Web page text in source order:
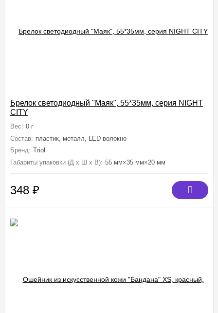
Брелок светодиодный "Маяк", 55*35мм, серия NIGHT
CITY
Вес: 0 г
Состав: пластик, металл, LED волокно
Бренд: Triol
Габариты упаковки (Д х Ш х В): 55 мм×35 мм×20 мм
348 ₽